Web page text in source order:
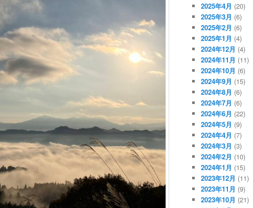
2025年4月 (20)
2025年3月 (6)
2025年2月 (6)
2025年1月 (4)
2024年12月 (4)
2024年11月 (11)
2024年10月 (6)
2024年9月 (15)
2024年8月 (6)
2024年7月 (6)
2024年6月 (22)
2024年5月 (9)
2024年4月 (7)
2024年3月 (3)
2024年2月 (10)
2024年1月 (15)
2023年12月 (11)
2023年11月 (9)
2023年10月 (21)